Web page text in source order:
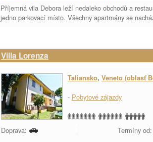
Příjemná vila Debora leží nedaleko obchodů a
jedno parkovací místo. Všechny apartmány se
Villa Lorenza
Taliansko, Veneto (oblasť
- Pobytové zájazdy
Doprava: Termíny